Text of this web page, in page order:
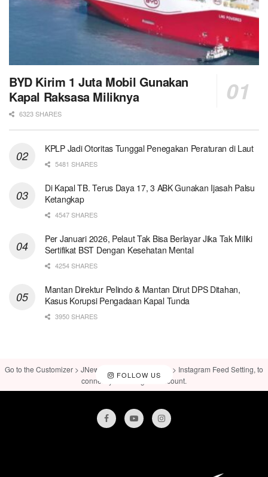
BYD Kirim 1 Juta Mobil Gunakan
Kapal Raksasa Miliknya
6323 SHARES
KPLP Jadi Otoritas Tunggal Penegakan Peraturan di Laut
5481 SHARES
Di Kapal TB. Terus Daya 17, 3 ABK Gunakan Ijasah Palsu
Ketangkap
4547 SHARES
Per Januari 2026, Pelaut Tak Bisa Berlayar Jika Tak Miliki
Sertifikat BST Dengan Kesehatan Mental
4254 SHARES
Mantan Direktur Pelindo & Mantan Dirut DPS Ditahan,
Kasus Korupsi Pengadaan Kapal Tunda
3950 SHARES
FOLLOW US
Go to the Customizer > JNews : Social, Like & View > Instagram Feed Setting, to
connect your Instagram account.